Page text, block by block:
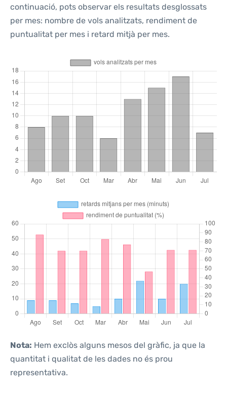
continuació, pots observar els resultats desglossats
per mes: nombre de vols analitzats, rendiment de
puntualitat per mes i retard mitjà per mes.
Nota: Hem exclòs alguns mesos del gràfic, ja que la
quantitat i qualitat de les dades no és prou
representativa.